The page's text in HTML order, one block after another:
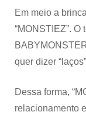
Em meio a
“MONSTIEZ”. O
quer dizer
Dessa forma,
relacionamento